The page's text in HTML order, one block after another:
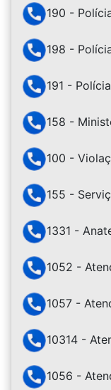
190 -
198 -
191 -
158 -
100 -
155 -
1331 -
1052 -
1057 -
10314 -
1056 -